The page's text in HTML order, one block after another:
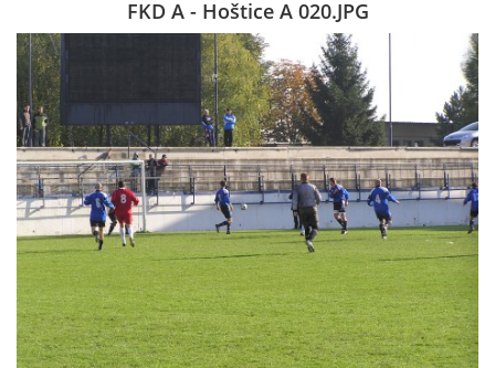
FKD A
FKD B
STARŠÍ DOROST
STARŠÍ ŽÁCI
MLADŠÍ ŽÁCI
FKD A - Hoštice A 020.JPG